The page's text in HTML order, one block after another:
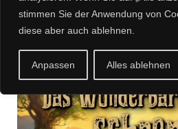
stimmen Sie der Anwendung von
diese aber auch ablehnen.
Anpassen Alles ablehnen
Posts about